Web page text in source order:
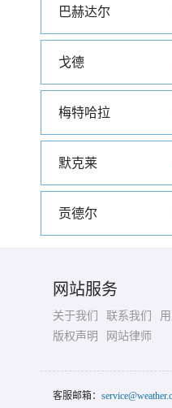
巴赫达尔
戈德
梅特哈拉
默克莱
贡德尔
网站服务
关于我们 联系我们
版权声明
网站律师
客服邮箱：